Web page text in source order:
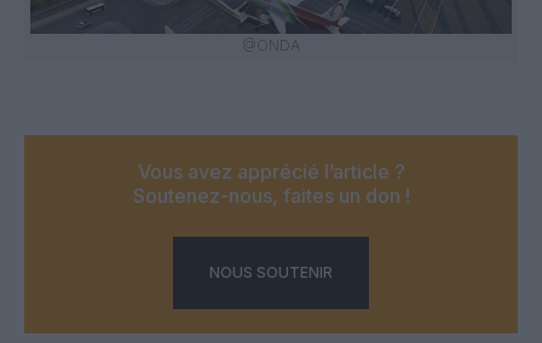
@ONDA
Vous avez apprécié l’article ?
Soutenez-nous, faites un don !
NOUS SOUTENIR